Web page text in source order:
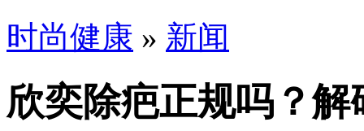
时尚健康 » 新闻
欣奕除疤正规吗？